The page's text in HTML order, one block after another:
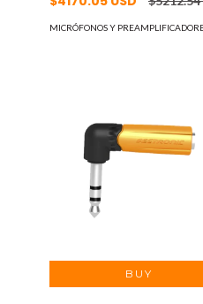
MICRÓFONOS Y